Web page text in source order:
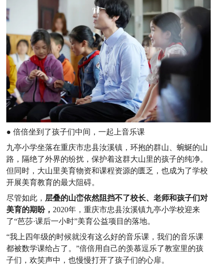
●倍倍坐到了孩子们中间，一起上音乐课
九亭小学坐落在重庆市忠县汝溪镇，环抱的群山、蜿蜒的山
路，隔绝了外界的纷扰，保护着这群大山里的孩子的纯净。
但同时，大山里美育物资和课程资源的匮乏，也成为了学校
开展美育教育的最大阻碍。
尽管如此， 层叠的山峦依然阻挡不了校长、老师和孩子们对
美育的期盼， 2020年，重庆市忠县汝溪镇九亭小学校迎来
了“芭莎·课后一小时”美育公益项目的落地。
“我上四年级的时候就没有这么好的音乐课，我们的音乐课
都被数学课给占了。”倍倍用自己的羡慕逗乐了教室里的孩
子们，欢笑声中，也慢慢打开了孩子们的心扉。